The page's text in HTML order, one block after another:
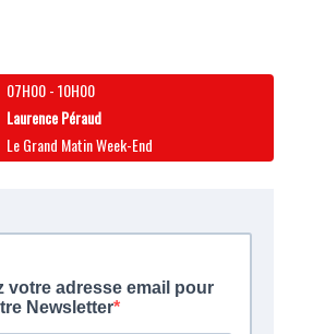
07H00-10H00
Laurence Péraud
Le Grand Matin Week-End